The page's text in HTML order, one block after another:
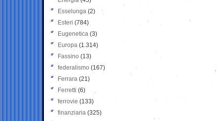
Esselunga (2)
Esteri (784)
Eugenetica (3)
Europa (1.314)
Fassino (13)
federalismo (167)
Ferrara (21)
Ferretti (6)
ferrovie (133)
finanziaria (325)